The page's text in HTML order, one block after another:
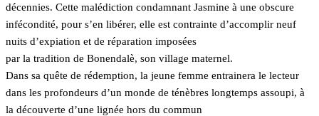
décennies. Cette malédiction condamnant Jasmine à une obscure
infécondité, pour s’en libérer, elle est contrainte d’accomplir neuf
nuits d’expiation et de réparation imposées
par la tradition de Bonendalè, son village maternel.
Dans sa quête de rédemption, la jeune femme entrainera le lecteur
dans les profondeurs d’un monde de ténèbres longtemps assoupi, à
la découverte d’une lignée hors du commun